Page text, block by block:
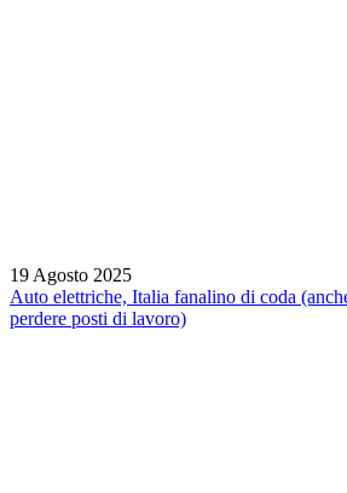
19 Agosto 2025
Auto elettriche, Italia fanalino di coda
perdere posti di lavoro)